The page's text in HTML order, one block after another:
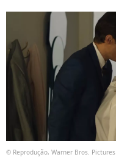
© Reprodução, Warner Bros. Pictures